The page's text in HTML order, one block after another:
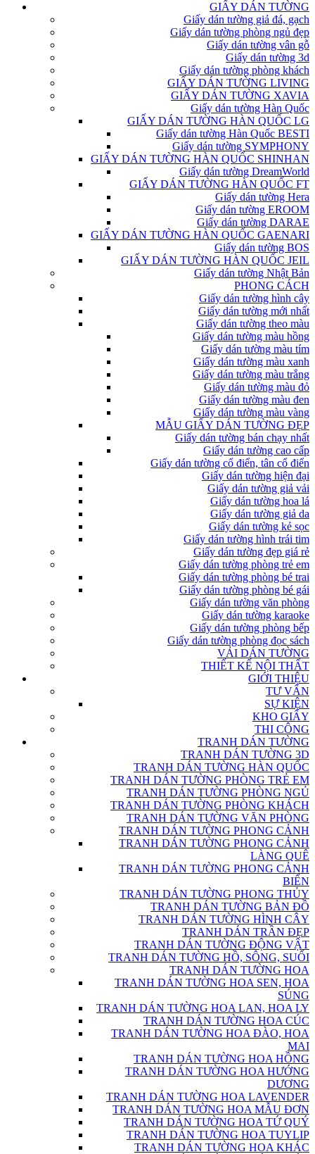
GIẤY DÁN TƯỜNG
Giấy dán tường giả đá, gạch
Giấy dán tường phòng ngủ đẹp
Giấy dán tường vân gỗ
Giấy dán tường 3d
Giấy dán tường phòng khách
GIẤY DÁN TƯỜNG LIVING
GIẤY DÁN TƯỜNG XAVIA
Giấy dán tường Hàn Quốc
GIẤY DÁN TƯỜNG HÀN QUỐC LG
Giấy dán tường Hàn Quốc BESTI
Giấy dán tường SYMPHONY
GIẤY DÁN TƯỜNG HÀN QUỐC SHINHAN
Giấy dán tường DreamWorld
GIẤY DÁN TƯỜNG HÀN QUỐC FT
Giấy dán tường Hera
Giấy dán tường EROOM
Giấy dán tường DARAE
GIẤY DÁN TƯỜNG HÀN QUỐC GAENARI
Giấy dán tường BOS
GIẤY DÁN TƯỜNG HÀN QUỐC JEIL
Giấy dán tường Nhật Bản
PHONG CÁCH
Giấy dán tường hình cây
Giấy dán tường mới nhất
Giấy dán tường theo màu
Giấy dán tường màu hồng
Giấy dán tường màu tím
Giấy dán tường màu xanh
Giấy dán tường màu trắng
Giấy dán tường màu đỏ
Giấy dán tường màu đen
Giấy dán tường màu vàng
MẪU GIẤY DÁN TƯỜNG ĐẸP
Giấy dán tường bán chạy nhất
Giấy dán tường cao cấp
Giấy dán tường cổ điển, tân cổ điển
Giấy dán tường hiện đại
Giấy dán tường giả vải
Giấy dán tường hoa lá
Giấy dán tường giả da
Giấy dán tường kẻ sọc
Giấy dán tường hình trái tim
Giấy dán tường đẹp giá rẻ
Giấy dán tường phòng trẻ em
Giấy dán tường phòng bé trai
Giấy dán tường phòng bé gái
Giấy dán tường văn phòng
Giấy dán tường karaoke
Giấy dán tường phòng bếp
Giấy dán tường phòng đọc sách
VẢI DÁN TƯỜNG
THIẾT KẾ NỘI THẤT
GIỚI THIỆU
TƯ VẤN
SỰ KIỆN
KHO GIẤY
THI CÔNG
TRANH DÁN TƯỜNG
TRANH DÁN TƯỜNG 3D
TRANH DÁN TƯỜNG HÀN QUỐC
TRANH DÁN TƯỜNG PHÒNG TRẺ EM
TRANH DÁN TƯỜNG PHÒNG NGỦ
TRANH DÁN TƯỜNG PHÒNG KHÁCH
TRANH DÁN TƯỜNG VĂN PHÒNG
TRANH DÁN TƯỜNG PHONG CẢNH
TRANH DÁN TƯỜNG PHONG CẢNH
LÀNG QUÊ
TRANH DÁN TƯỜNG PHONG CẢNH
BIỂN
TRANH DÁN TƯỜNG PHONG THỦY
TRANH DÁN TƯỜNG BẢN ĐỒ
TRANH DÁN TƯỜNG HÌNH CÂY
TRANH DÁN TRẦN ĐẸP
TRANH DÁN TƯỜNG ĐỘNG VẬT
TRANH DÁN TƯỜNG HỒ, SÔNG, SUỐI
TRANH DÁN TƯỜNG HOA
TRANH DÁN TƯỜNG HOA SEN, HOA
SÚNG
TRANH DÁN TƯỜNG HOA LAN, HOA LY
TRANH DÁN TƯỜNG HOA CÚC
TRANH DÁN TƯỜNG HOA ĐÀO, HOA
MAI
TRANH DÁN TƯỜNG HOA HỒNG
TRANH DÁN TƯỜNG HOA HƯỚNG
DƯƠNG
TRANH DÁN TƯỜNG HOA LAVENDER
TRANH DÁN TƯỜNG HOA MẪU ĐƠN
TRANH DÁN TƯỜNG HOA TỨ QUÝ
TRANH DÁN TƯỜNG HOA TUYLIP
TRANH DÁN TƯỜNG HOA KHÁC